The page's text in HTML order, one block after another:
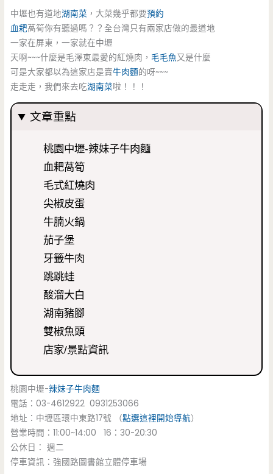
中壢也有道地湖南菜 ，大菜幾乎都要預約
血耙萵筍你有聽過嗎？？全台灣只有兩家店做的最道地
一家在屏東，一家就在中壢
天啊~~~什麼是毛澤東最愛的紅燒肉， 毛毛魚又是什麼
可是大家都以為這家店是賣牛肉麵的呀~~~
走走走，我們來去吃湖南菜啦！！！
文章重點
桃園中壢-辣妹子牛肉麵
血耙萵筍
毛式紅燒肉
尖椒皮蛋
牛腩火鍋
茄子堡
牙籤牛肉
跳跳蛙
酸溜大白
湖南豬腳
雙椒魚頭
店家/景點資訊
桃園中壢-辣妹子牛肉麵
電話：03-4612922 0931253066
地址：中壢區環中東路17號 （點選這裡開始導航）
營業時間：11:00~14:00 16：30-20:30
公休日： 週二
停車資訊：強國路圖書館立體停車場